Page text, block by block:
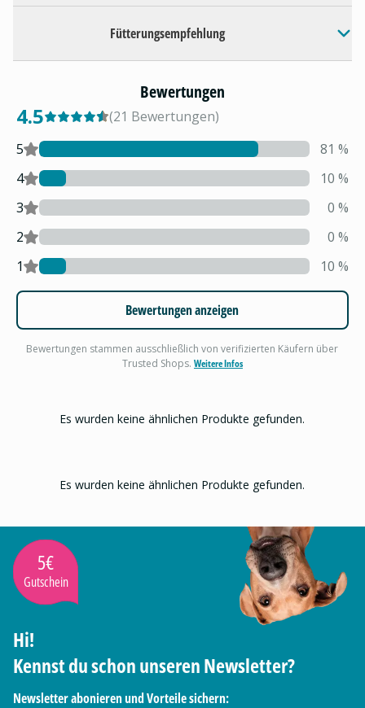
Fütterungsempfehlung
Bewertungen
4.5 (21 Bewertungen)
5
81 %
4
10 %
3
0 %
2
0 %
1
10 %
Bewertungen anzeigen
Bewertungen stammen ausschließlich von verifizierten Käufern über
Trusted Shops. Weitere Infos
Es wurden keine ähnlichen Produkte gefunden.
Es wurden keine ähnlichen Produkte gefunden.
5€
Gutschein
Hi!
Kennst du schon unseren Newsletter?
Newsletter abonieren und Vorteile sichern: